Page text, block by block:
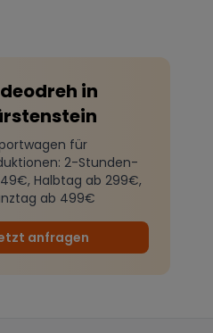
in
für
: 2-Stunden-
Halbtag ab 299€,
ab 499€
anfragen